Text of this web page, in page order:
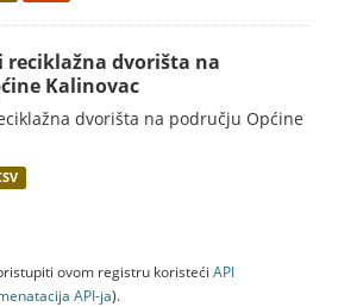
reciklažna dvorišta na
Kalinovac
dvorišta na području Općine
ovom registru koristeći API
API-jа).